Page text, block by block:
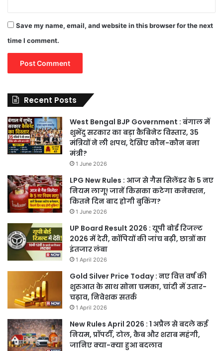
Save my name, email, and website in this browser for the next
time I comment.
Recent Posts
West Bengal BJP Government : बंगाल में
शुभेंदु सरकार का बड़ा कैबिनेट विस्तार, 35
मंत्रियों ने ली शपथ, देखिए कौन-कौन बना
मंत्री?
1 June 2026
LPG New Rules : आज से गैस सिलेंडर के 5 नए
नियम लागू! जानें किसका कटेगा कनेक्शन,
कितने दिन बाद होगी बुकिंग?
1 June 2026
UP Board Result 2026 : यूपी बोर्ड रिजल्ट
2026 में देरी, कॉपियों की जांच बढ़ी, छात्रों का
इंतजार लंबा
1 April 2026
Gold Silver Price Today : नए वित्त वर्ष की
शुरुआत के साथ सोना चमका, चांदी में उतार-
चढ़ाव, निवेशक सतर्क
1 April 2026
New Rules April 2026 : 1 अप्रैल से बदले कई
नियम, प्रॉपर्टी, टोल, कैब और शराब महंगी,
जानिए क्या-क्या हुआ बदलाव